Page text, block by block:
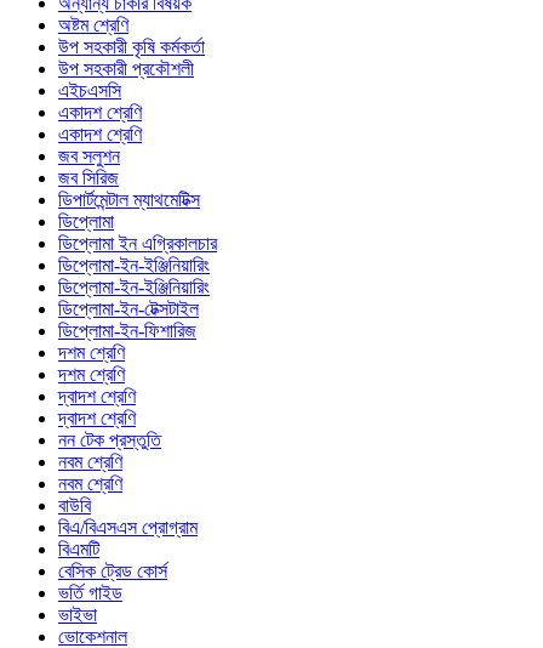
অষ্টম শ্রেণি
উপ সহকারী কৃষি কর্মকর্তা
উপ সহকারী প্রকৌশলী
এইচএসসি
একাদশ শ্রেণি
একাদশ শ্রেণি
জব সলুশন
জব সিরিজ
ডিপার্টমেন্টাল ম্যাথমেটিক্স
ডিপ্লোমা
ডিপ্লোমা ইন এগ্রিকালচার
ডিপ্লোমা-ইন-ইঞ্জিনিয়ারিং
ডিপ্লোমা-ইন-ইঞ্জিনিয়ারিং
ডিপ্লোমা-ইন-টেক্সটাইল
ডিপ্লোমা-ইন-ফিশারিজ
দশম শ্রেণি
দশম শ্রেণি
দ্বাদশ শ্রেণি
দ্বাদশ শ্রেণি
নন টেক প্রস্তুতি
নবম শ্রেণি
নবম শ্রেণি
বাউবি
বিএ/বিএসএস প্রোগ্রাম
বিএমটি
বেসিক ট্রেড কোর্স
ভর্তি গাইড
ভাইভা
ভোকেশনাল